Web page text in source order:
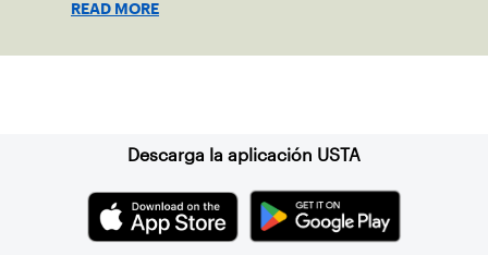
spectators.
READ MORE
Descarga la aplicación USTA